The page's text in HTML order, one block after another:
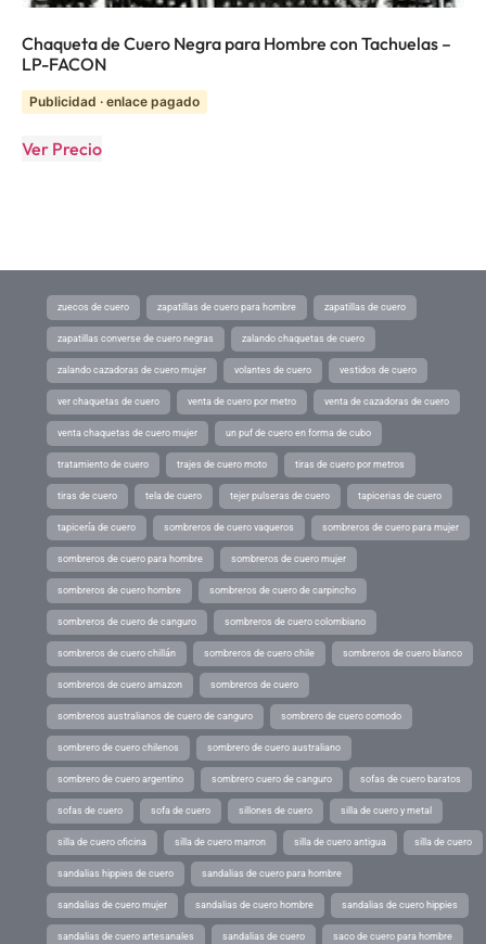
Chaqueta de Cuero Negra para Hombre con Tachuelas –
LP-FACON
Publicidad · enlace pagado
Ver Precio
zuecos de cuero zapatillas de cuero para hombre zapatillas de cuero
zapatillas converse de cuero negras zalando chaquetas de cuero
zalando cazadoras de cuero mujer volantes de cuero vestidos de cuero
ver chaquetas de cuero venta de cuero por metro venta de cazadoras de cuero
venta chaquetas de cuero mujer un puf de cuero en forma de cubo
tratamiento de cuero trajes de cuero moto tiras de cuero por metros
tiras de cuero tela de cuero tejer pulseras de cuero tapicerias de cuero
tapicería de cuero sombreros de cuero vaqueros sombreros de cuero para mujer
sombreros de cuero para hombre sombreros de cuero mujer
sombreros de cuero hombre sombreros de cuero de carpincho
sombreros de cuero de canguro sombreros de cuero colombiano
sombreros de cuero chillán sombreros de cuero chile sombreros de cuero blanco
sombreros de cuero amazon sombreros de cuero
sombreros australianos de cuero de canguro sombrero de cuero comodo
sombrero de cuero chilenos sombrero de cuero australiano
sombrero de cuero argentino sombrero cuero de canguro sofas de cuero baratos
sofas de cuero sofa de cuero sillones de cuero silla de cuero y metal
silla de cuero oficina silla de cuero marron silla de cuero antigua silla de cuero
sandalias hippies de cuero sandalias de cuero para hombre
sandalias de cuero mujer sandalias de cuero hombre sandalias de cuero hippies
sandalias de cuero artesanales sandalias de cuero saco de cuero para hombre